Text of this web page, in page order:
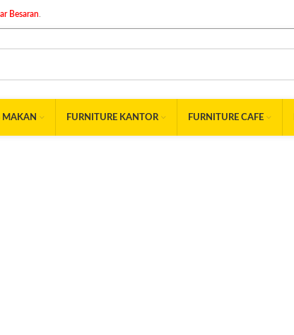
Besaran
MAKAN FURNITURE KANTOR FURNITURE CAFE